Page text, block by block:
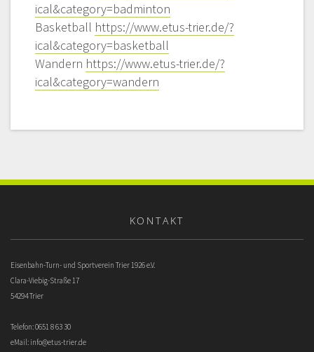
ical&category=badminton
Basketball https://www.etus-trier.de/?
ical&category=basketball
Wandern https://www.etus-trier.de/?
ical&category=wandern
KONTAKT
Eisenbahn-Turn- und Sportverein Trier 1926 e.V.
Clara-Viebig-Straße 17
54294 Trier
Telefon: 0651 8 63 30
eMail: info@etus-trier.de